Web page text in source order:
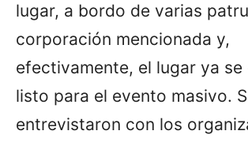
lugar, a bordo de varias
corporación mencionada y,
efectivamente, el lugar ya
listo para el evento masivo.
entrevistaron con los